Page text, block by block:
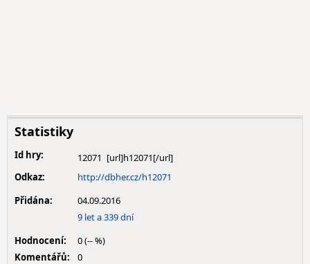
Statistiky
Id hry:
12071
Odkaz:
http://dbher.cz/h12071
Přidána:
04.09.2016
9 let a 339 dní
Hodnocení:
0 (-- %)
Komentářů:
0